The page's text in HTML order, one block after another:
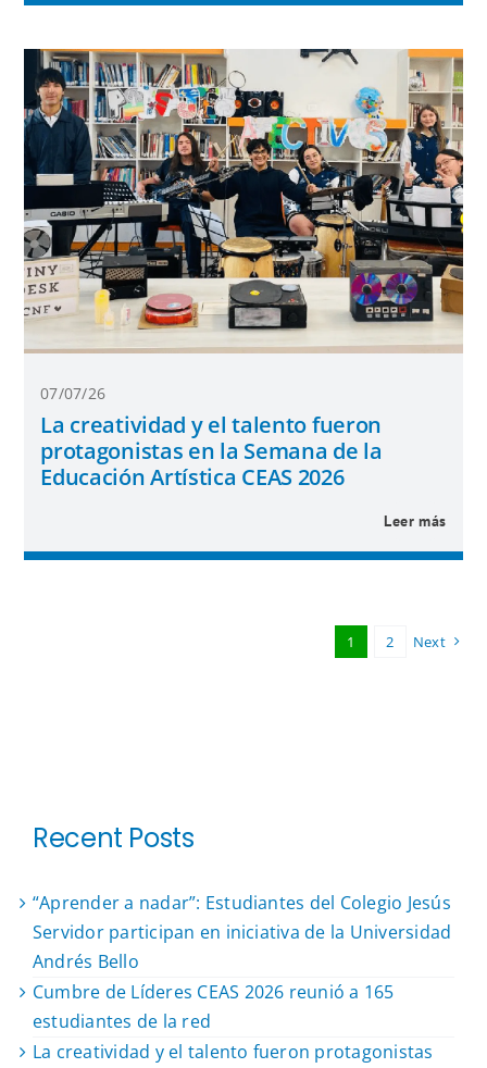
07/07/26
La creatividad y el talento fueron
protagonistas en la Semana de la
Educación Artística CEAS 2026
Leer más
1 2 Next
Recent Posts
“Aprender a nadar”: Estudiantes del Colegio Jesús
Servidor participan en iniciativa de la Universidad
Andrés Bello
Cumbre de Líderes CEAS 2026 reunió a 165
estudiantes de la red
La creatividad y el talento fueron protagonistas